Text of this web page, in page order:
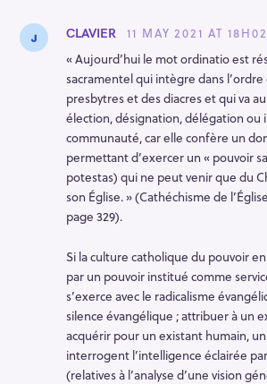
CLAVIER
11 MAY 2021 AT 18H02
« Aujourd’hui le mot ordinatio est
sacramentel qui intègre dans
presbytres et des diacres et qui va
élection, désignation, délégation ou
communauté, car elle confère un
permettant d’exercer un « pouvoir
potestas) qui ne peut venir que du
son Église. » (Cathéchisme de
page 329).
Si la culture catholique du pouvoir
par un pouvoir institué comme
s’exerce avec le radicalisme
silence évangélique ; attribuer à un
acquérir pour un existant humain,
interrogent l’intelligence éclairée
(relatives à l’analyse d’une vision